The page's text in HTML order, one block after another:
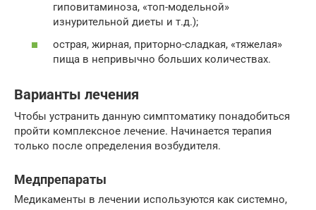
гиповитаминоза, «топ-модельной»
изнурительной диеты и т.д.);
острая, жирная, приторно-сладкая, «тяжелая»
пища в непривычно больших количествах.
Варианты лечения
Чтобы устранить данную симптоматику понадобиться
пройти комплексное лечение. Начинается терапия
только после определения возбудителя.
Медпрепараты
Медикаменты в лечении используются как системно,